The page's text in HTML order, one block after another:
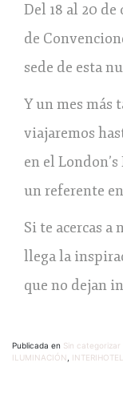
Del 18 al 20
de
sede de esta
Y un mes más
viajaremos
en el
un referente
Si te acercas a
llega la
que no dejan
Publicada en Sin categorizar
ILUMINACIÓN , INTERIHOTEL